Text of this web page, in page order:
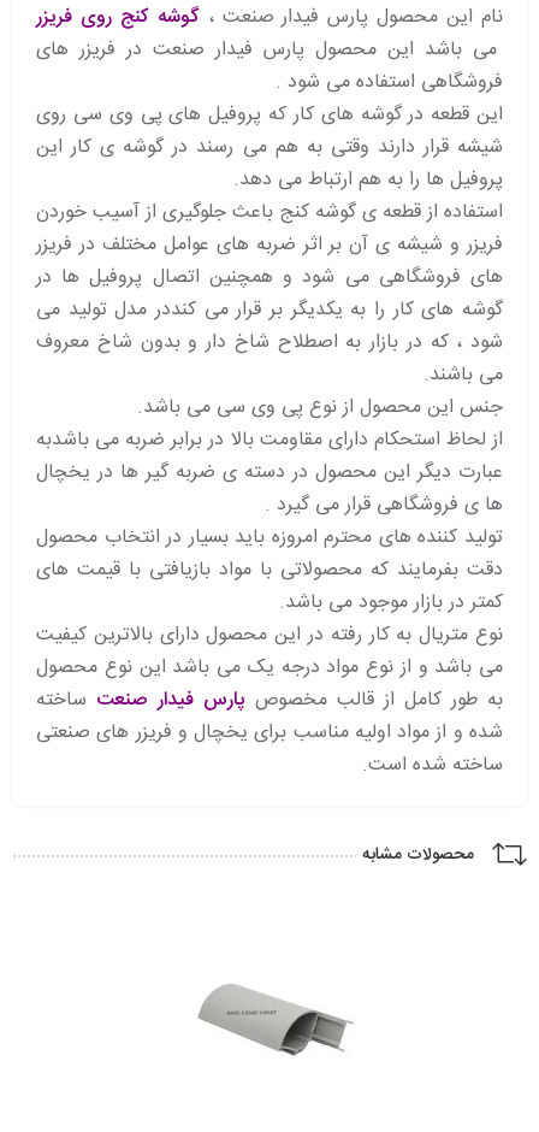
نام این محصول پارس فیدار صنعت ،گوشه کنج روی فریزر
می باشد این محصول پارس فیدار صنعت در فریزر های
فروشگاهی استفاده می شود .
این قطعه در گوشه های کار که پروفیل های پی وی سی روی
شیشه قرار دارند وقتی به هم می رسند در گوشه ی کار این
پروفیل ها را به هم ارتباط می دهد.
استفاده از قطعه ی گوشه کنج باعث جلوگیری از آسیب خوردن
فریزر و شیشه ی آن بر اثر ضربه های عوامل مختلف در فریزر
های فروشگاهی می شود و همچنین اتصال پروفیل ها در
گوشه های کار را به یکدیگر بر قرار می کنددر مدل تولید می
شود ، که در بازار به اصطلاح شاخ دار و بدون شاخ معروف
می باشند.
جنس این محصول از نوع پی وی سی می باشد.
از لحاظ استحکام دارای مقاومت بالا در برابر ضربه می باشدبه
عبارت دیگر این محصول در دسته ی ضربه گیر ها در یخچال
ها ی فروشگاهی قرار می گیرد .
تولید کننده های محترم امروزه باید بسیار در انتخاب محصول
دقت بفرمایند که محصولاتی با مواد بازیافتی با قیمت های
کمتر در بازار موجود می باشد.
نوع متریال به کار رفته در این محصول دارای بالاترین کیفیت
می باشد و از نوع مواد درجه یک می باشد این نوع محصول
به طور کامل از قالب مخصوص پارس فیدار صنعت ساخته
شده و از مواد اولیه مناسب برای یخچال و فریزر های صنعتی
ساخته شده است.
محصولات مشابه